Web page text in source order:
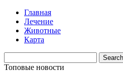
Главная
Лечение
Животные
Карта
Топовые новости